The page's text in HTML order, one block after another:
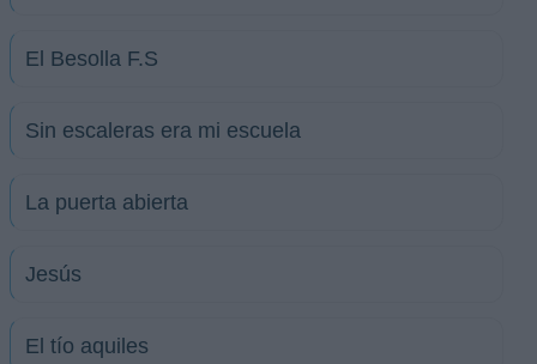
El Besolla F.S
Sin escaleras era mi escuela
La puerta abierta
Jesús
El tío aquiles